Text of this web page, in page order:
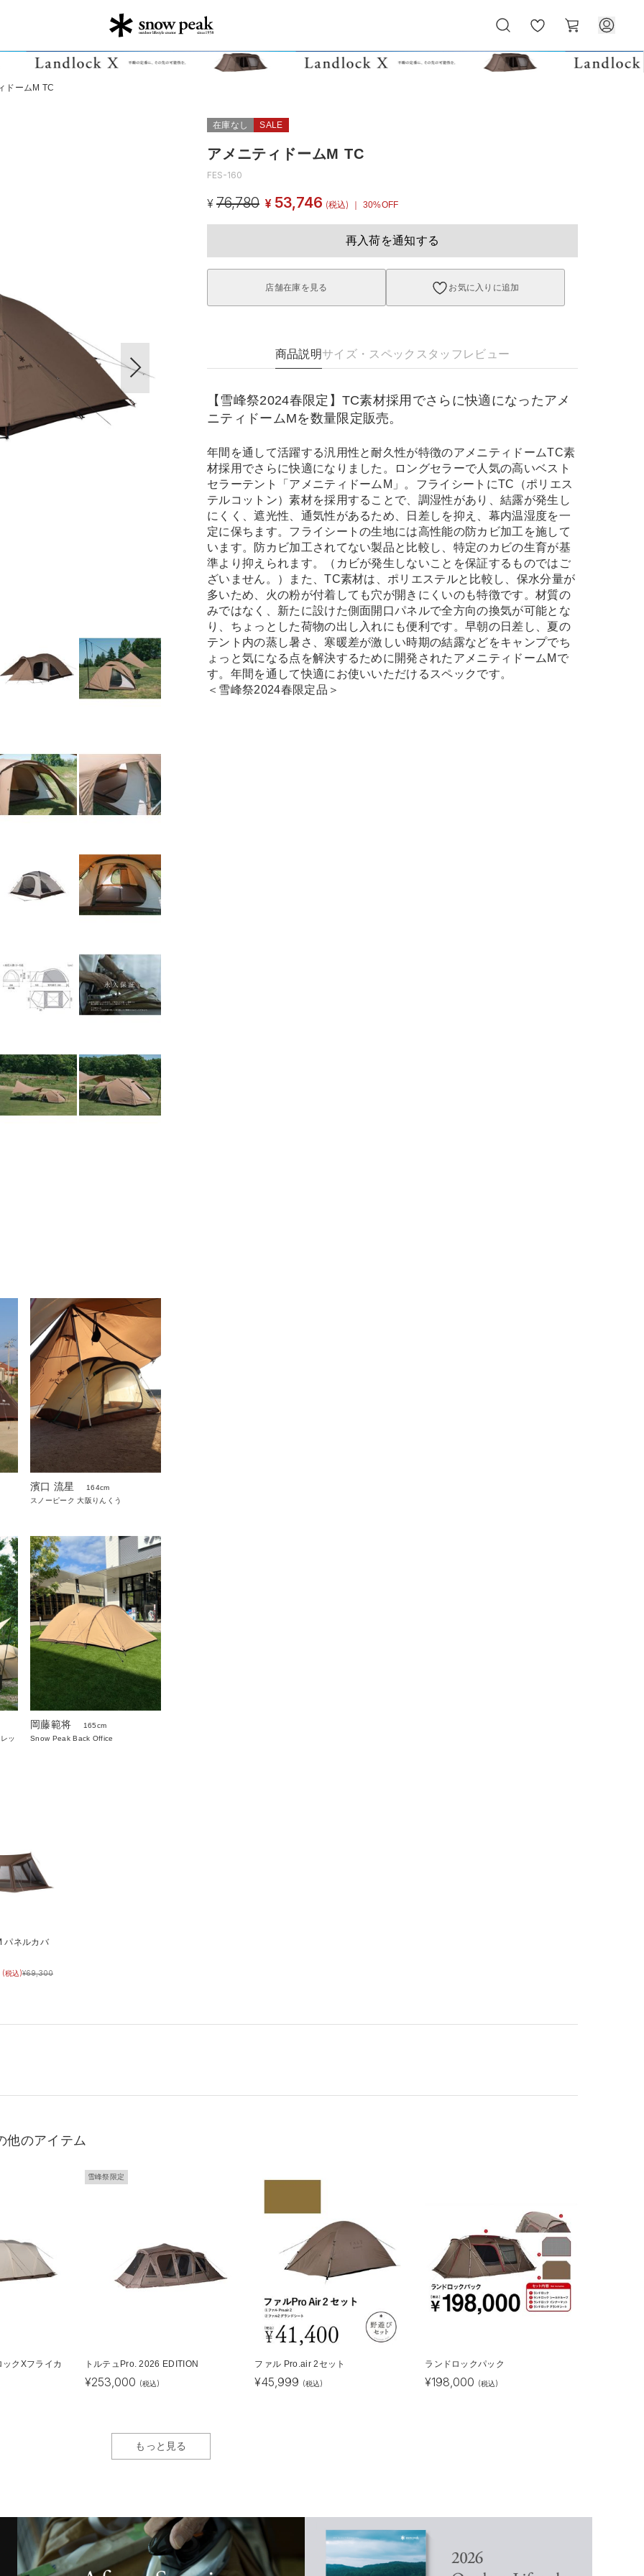
気
に
ー
ト
ドームM TC
在庫なし SALE
アメニティドームM TC
FES-160
¥ 76,780 ¥ 53,746 (税込) ｜ 30%OFF
再入荷を通知する
店舗在庫を見る お気に入りに追加
商品説明サイズ・スペック スタッフレビュー
【雪峰祭2024春限定】TC素材採用でさらに快適になったアメ
ニティドームMを数量限定販売。
年間を通して活躍する汎用性と耐久性が特徴のアメニティドームTC素
材採用でさらに快適になりました。ロングセラーで人気の高いベスト
セラーテント「アメニティドームM」。フライシートにTC（ポリエス
テルコットン）素材を採用することで、調湿性があり、結露が発生し
にくく、遮光性、通気性があるため、日差しを抑え、幕内温湿度を一
定に保ちます。フライシートの生地には高性能の防カビ加工を施して
います。防カビ加工されてない製品と比較し、特定のカビの生育が基
準より抑えられます。（カビが発生しないことを保証するものではご
ざいません。）また、TC素材は、ポリエステルと比較し、保水分量が
多いため、火の粉が付着しても穴が開きにくいのも特徴です。材質の
みではなく、新たに設けた側面開口パネルで全方向の換気が可能とな
り、ちょっとした荷物の出し入れにも便利です。早朝の日差し、夏の
テント内の蒸し暑さ、寒暖差が激しい時期の結露などをキャンプでち
ょっと気になる点を解決するために開発されたアメニティドームMで
す。年間を通して快適にお使いいただけるスペックです。
＜雪峰祭2024春限定品＞
濱口 流星
164cm
スノーピーク 大阪りんくう
ッ
岡藤範将
165cm
Snow Peak Back Office
パネルカバ
(税込)¥69,300
他のアイテム
クXフライカ
雪峰祭限定
トルテュPro. 2026 EDITION
¥253,000 (税込)
ファル Pro.air 2セット
¥45,999 (税込)
ランドロックパック
¥198,000 (税込)
もっと見る